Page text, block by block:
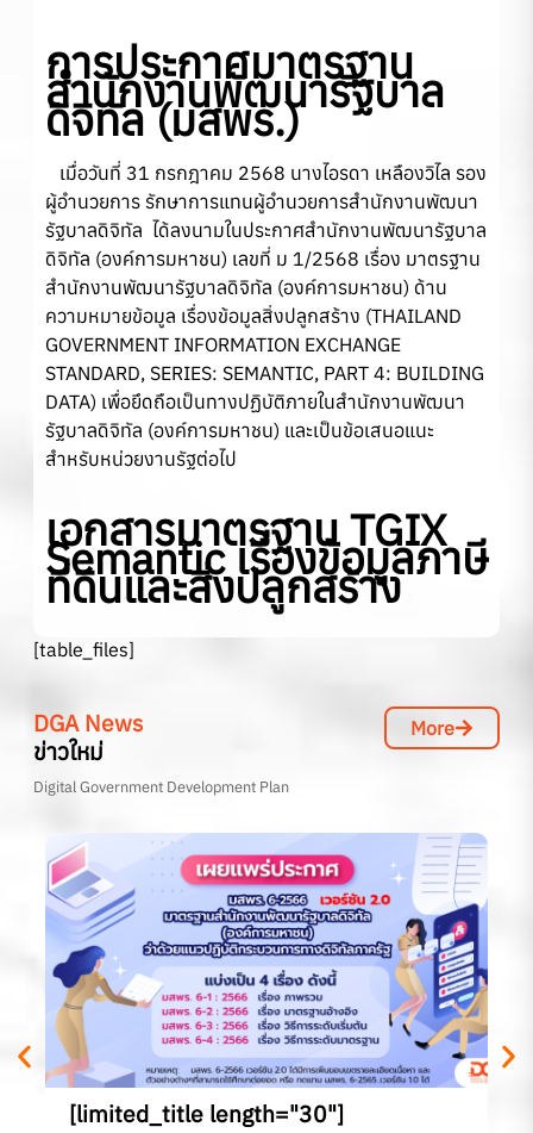
การประกาศมาตรฐาน
สำนักงานพัฒนารัฐบาล
ดิจิทัล(มสพร.)
เมื่อวันที่ 31 กรกฎาคม 2568 นางไอรดา เหลืองวิไล รอง
ผู้อำนวยการ รักษาการแทนผู้อำนวยการสำนักงานพัฒนา
รัฐบาลดิจิทัล ได้ลงนามในประกาศสำนักงานพัฒนารัฐบาล
ดิจิทัล (องค์การมหาชน) เลขที่ ม 1/2568 เรื่อง มาตรฐาน
สำนักงานพัฒนารัฐบาลดิจิทัล (องค์การมหาชน) ด้าน
ความหมายข้อมูล เรื่องข้อมูลสิ่งปลูกสร้าง (THAILAND
GOVERNMENT INFORMATION EXCHANGE
STANDARD, SERIES: SEMANTIC, PART 4: BUILDING
DATA) เพื่อยึดถือเป็นทางปฏิบัติภายในสำนักงานพัฒนา
รัฐบาลดิจิทัล (องค์การมหาชน) และเป็นข้อเสนอแนะ
สำหรับหน่วยงานรัฐต่อไป
เอกสารมาตรฐาน TGIX
Semantic เรื่องข้อมูลภาษี
ที่ดินและสิ่งปลูกสร้าง
[table_files]
DGA News
ข่าวใหม่
More
Digital Government Development Plan
[limited_title length="30"]